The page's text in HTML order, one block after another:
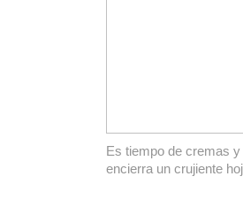
Es tiempo de cremas
encierra un crujiente